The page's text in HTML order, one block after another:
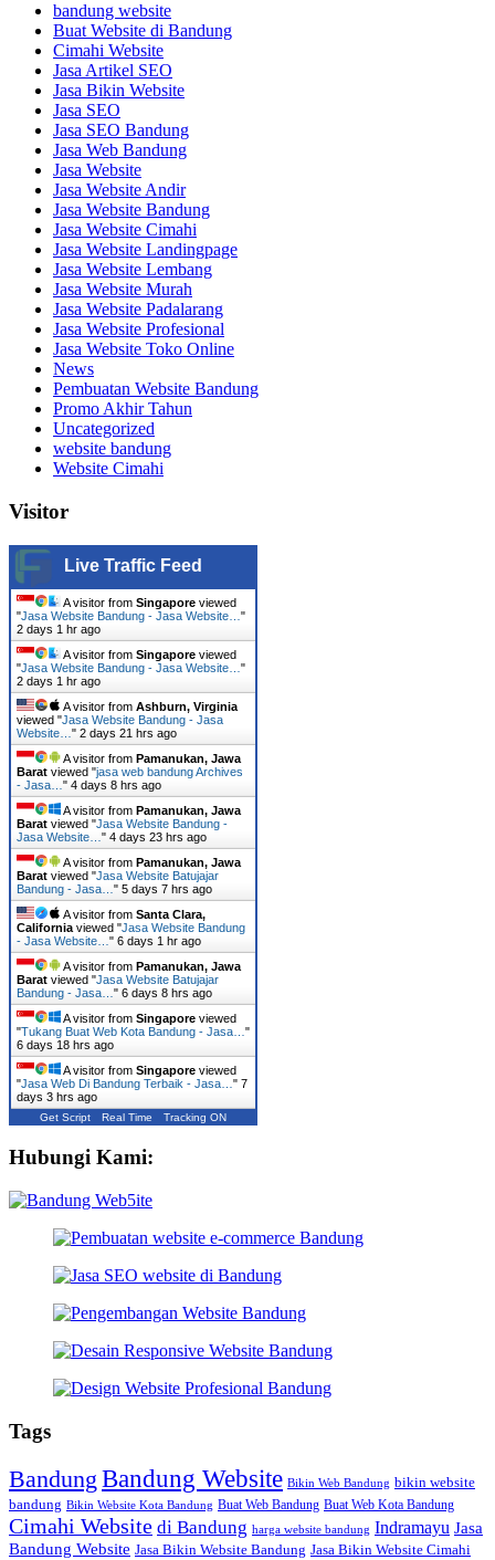
bandung website
Buat Website di Bandung
Cimahi Website
Jasa Artikel SEO
Jasa Bikin Website
Jasa SEO
Jasa SEO Bandung
Jasa Web Bandung
Jasa Website
Jasa Website Andir
Jasa Website Bandung
Jasa Website Cimahi
Jasa Website Landingpage
Jasa Website Lembang
Jasa Website Murah
Jasa Website Padalarang
Jasa Website Profesional
Jasa Website Toko Online
News
Pembuatan Website Bandung
Promo Akhir Tahun
Uncategorized
website bandung
Website Cimahi
Visitor
Live Traffic Feed
A visitor from Singapore viewed
"Jasa Website Bandung - Jasa Website… "
2 days 1 hr ago
A visitor from Singapore viewed
"Jasa Website Bandung - Jasa Website… "
2 days 1 hr ago
A visitor from Ashburn, Virginia
viewed "Jasa Website Bandung - Jasa
Website… " 2 days 21 hrs ago
A visitor from Pamanukan, Jawa
Barat viewed "jasa web bandung Archives
- Jasa… " 4 days 8 hrs ago
A visitor from Pamanukan, Jawa
Barat viewed "Jasa Website Bandung -
Jasa Website… " 4 days 23 hrs ago
A visitor from Pamanukan, Jawa
Barat viewed "Jasa Website Batujajar
Bandung - Jasa… " 5 days 7 hrs ago
A visitor from Santa Clara,
California viewed "Jasa Website Bandung
- Jasa Website… " 6 days 1 hr ago
A visitor from Pamanukan, Jawa
Barat viewed "Jasa Website Batujajar
Bandung - Jasa… " 6 days 8 hrs ago
A visitor from Singapore viewed
"Tukang Buat Web Kota Bandung - Jasa… "
6 days 18 hrs ago
A visitor from Singapore viewed
"Jasa Web Di Bandung Terbaik - Jasa… " 7
days 3 hrs ago
Get Script Real Time Tracking ON
Hubungi Kami:
Tags
Bandung Bandung Website Bikin Web Bandung bikin website
bandung Bikin Website Kota Bandung Buat Web Bandung Buat Web Kota Bandung
Cimahi Website di Bandung harga website bandung Indramayu Jasa
Bandung Website Jasa Bikin Website Bandung Jasa Bikin Website Cimahi